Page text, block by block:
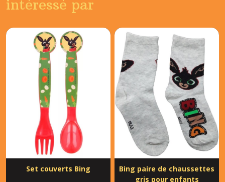
intéressé par
Set couverts Bing
Bing paire de chaussettes
gris pour enfants